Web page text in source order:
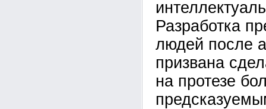
Разработка
людей после
призвана
на протезе